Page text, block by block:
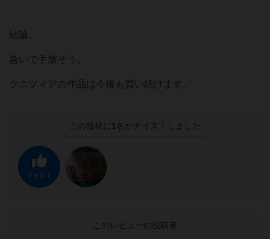
結論。
急いで手放そう。
クニツィアの作品は今後も買い続けます。
この投稿に 1 名がナイス！ しました
ナイス！
このレビューの投稿者